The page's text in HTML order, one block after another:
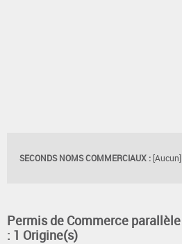
SECONDS NOMS COMMERCIAUX : [Aucun]
Permis de Commerce parallèle
: 1 Origine(s)